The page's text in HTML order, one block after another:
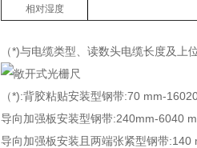
相对湿度
（*)与电缆类型、读数头电缆长度及上
（*):背胶粘贴安装型钢带:70 mm-
导向加强板安装型钢带:240mm-6040
导向加强板安装且两端张紧型钢带:140